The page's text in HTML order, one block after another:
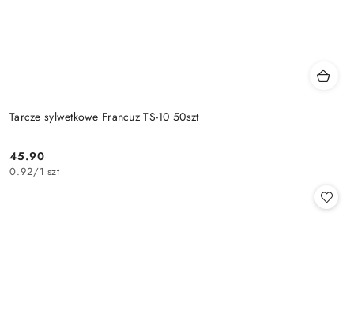
Tarcze sylwetkowe Francuz TS-10 50szt
Cena:
45.90
0.92/1 szt